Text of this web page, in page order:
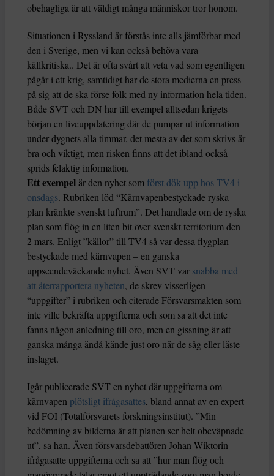
obehagliga är att väldigt många människor tror honom.
Situationen i Ryssland är förstås inte alls jämförbar med
den i Sverige, men vi kan också behöva vara
källkritiska.. Det är ofta svårt att veta vad som egentligen
pågår i ett krig, samtidigt har de stora medierna en press
på sig att de ska förse folk med ny information hela tiden.
Både SVT och DN har till exempel alltsedan krigets
början en liveuppdatering där de pumpar ut information
under dygnets alla timmar, det mesta av det som skrivs är
bra och viktigt, men risken finns att det ibland också
sprids felaktig information.
Ett exempelär den nyhet som först dök upp hos TV4 i
onsdags. Rubriken löd “Kärnvapenbestyckade ryska
plan kränkte svenskt luftrum”. Det handlade om de ryska
plan som flög in en liten bit över svenskt territorium den
2 mars. Enligt ”källor” till TV4 så var dessa flygplan
bestyckade med kärnvapen – en ganska
uppseendeväckande nyhet. Även SVT var snabba med
att återrapportera nyheten, de skrev visserligen
“uppgifter” i rubriken och citerade Försvarsmakten som
inte ville bekräfta uppgifterna och som sa att det inte
fanns någon anledning till oro, men en gissning är att
ganska många ändå kände just oro när de såg eller läste
inslaget.
Igår publicerade SVT en nyhet där uppgifterna om
kärnvapen plötsligt ifrågasattes, bland annat av en expert
vid FOI (Totalförsvarets forskningsinstitut). ”Min
bedömning av bilderna är att planen ser helt obeväpnade
ut”, sa han. Även försvarsdebattören Johan Wiktorin
ifrågasatte uppgifterna och sa att ”hur man flög och